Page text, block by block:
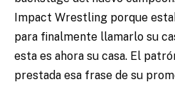
Impact Wrestling porque
para finalmente llamarlo su
esta es ahora su casa. El
prestada esa frase de su